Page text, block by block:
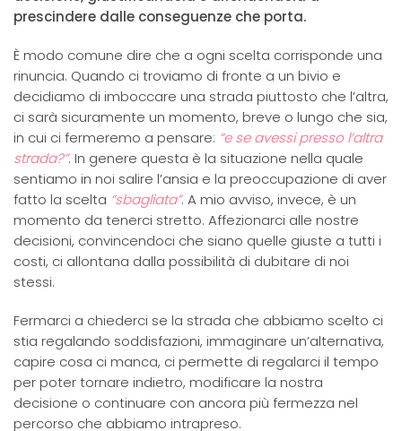
prescindere dalle conseguenze che porta.
È modo comune dire che a ogni scelta corrisponde una
rinuncia. Quando ci troviamo di fronte a un bivio e
decidiamo di imboccare una strada piuttosto che l’altra,
ci sarà sicuramente un momento, breve o lungo che sia,
in cui ci fermeremo a pensare: “e se avessi presso l’altra
strada?”. In genere questa è la situazione nella quale
sentiamo in noi salire l’ansia e la preoccupazione di aver
fatto la scelta “sbagliata”. A mio avviso, invece, è un
momento da tenerci stretto. Affezionarci alle nostre
decisioni, convincendoci che siano quelle giuste a tutti i
costi, ci allontana dalla possibilità di dubitare di noi
stessi.
Fermarci a chiederci se la strada che abbiamo scelto ci
stia regalando soddisfazioni, immaginare un’alternativa,
capire cosa ci manca, ci permette di regalarci il tempo
per poter tornare indietro, modificare la nostra
decisione o continuare con ancora più fermezza nel
percorso che abbiamo intrapreso.